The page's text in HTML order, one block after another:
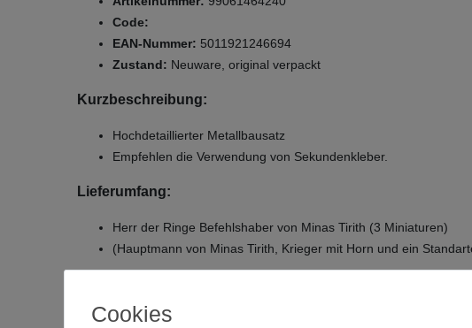
Code:
EAN-Nummer: 5011921246694
Zustand: Neuware, original verpackt
Kurzbeschreibung:
Hochdetaillierter Metallbausatz
Empfehlen die Verwendung von Sekundenkleber.
Lieferumfang:
Herr der Ringe Befehlshaber von Minas Tirith (3 Miniaturen)
(Hauptmann von Minas Tirith, Krieger mit Horn und ein
Cookies